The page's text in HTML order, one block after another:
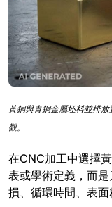
黃銅與青銅金屬坯料並排
觀。
在CNC加工中選擇
表或學術定義，而
損、循環時間、表面